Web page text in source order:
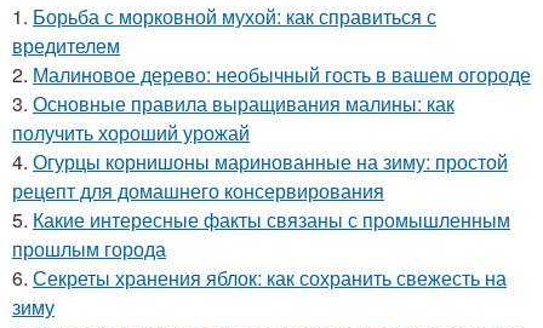
1. Борьба с морковной мухой: как справиться с
вредителем
2. Малиновое дерево: необычный гость в вашем огороде
3. Основные правила выращивания малины: как
получить хороший урожай
4. Огурцы корнишоны маринованные на зиму: простой
рецепт для домашнего консервирования
5. Какие интересные факты связаны с промышленным
прошлым города
6. Секреты хранения яблок: как сохранить свежесть на
зиму